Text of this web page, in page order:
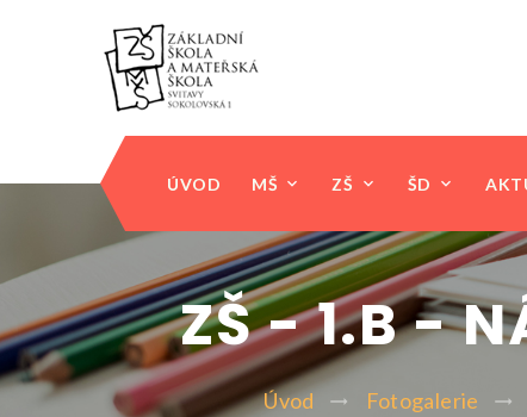
ÚVOD MŠ ZŠ ŠD
ZŠ - 1.B -
Úvod Fotogalerie